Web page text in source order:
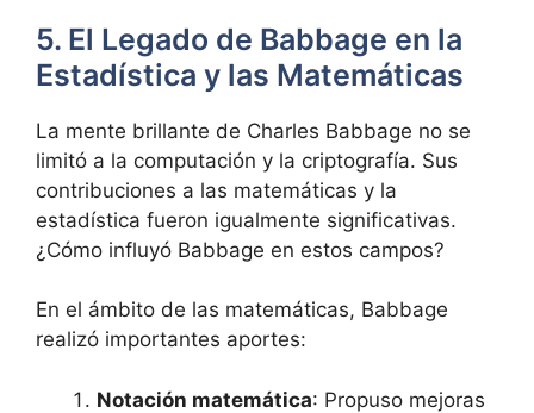
5. El Legado de Babbage en la
Estadística y las Matemáticas
La mente brillante de Charles Babbage no se
limitó a la computación y la criptografía. Sus
contribuciones a las matemáticas y la
estadística fueron igualmente significativas.
¿Cómo influyó Babbage en estos campos?
En el ámbito de las matemáticas, Babbage
realizó importantes aportes:
Notación matemática: Propuso mejoras